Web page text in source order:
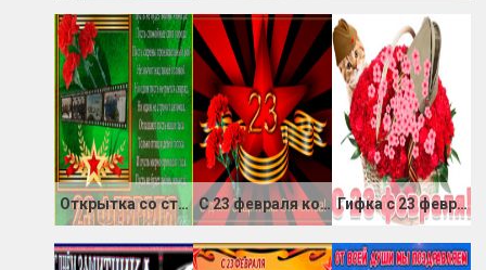
Открытка со стихом на 23 Февраля С 23 февраля коллегам и сотрудникам Гифка с 23 февраля